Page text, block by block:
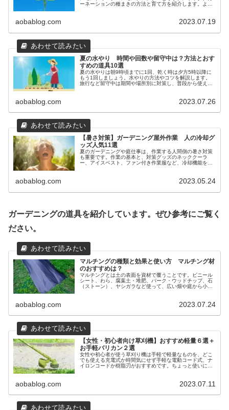
ーネーションの種まきの方法と育て方を紹介します。よく
aobablog.com 2023.07.19
夏の水やり 時間や回数や留守中は？方法とおす
すめの道具10選
夏の水やりは朝9時頃までに1回、乾く時は夕方5時以降に
もう1回しましょう。水やりの方法やコツを解説します。
旅行など留守中は期間や場所別に対策し、普段から使える
aobablog.com 2023.07.26
【暑さ対策】ガーデニング屋外作業 人の冷却グ
ッズ人気11選
夏のガーデニングや庭仕事は、作業する人間側の暑さ対策
も重要です。作業の基本と、対策グッズのネッククーラ
ー、アイスベスト、ファン付き作業服など、冷却機能を持
aobablog.com 2023.05.24
ガーデニングの道具を紹介しています。ぜひ参考にご覧く
ださい。
マルチングの種類と効果と使い方 マルチング材
のおすすめは？
マルチングとは土の表面を資材で覆うことです。ビニール
シート、わら、腐葉土・堆肥、バーク・ウッドチップ、石
（ストーン）、ヤシガラなど使って、広い畑や庭から小さ
aobablog.com 2023.07.24
【女性・初心者向け草刈機】おすすめ軽量６選＋
お手軽バリカン２選
女性や初心者が使う草刈り機は手軽で軽量なものを、どこ
でも使える充電式か時間気にせず手軽な電動コード式、ナ
イロンコードか樹脂刃がおすすめです。ちょっと使いには
aobablog.com 2023.07.11